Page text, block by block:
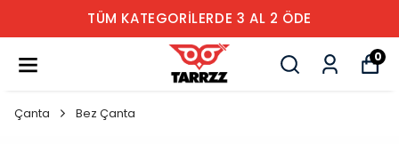
TÜM KATEGORİLERDE 3 AL 2 ÖDE
0
Çanta Bez Çanta